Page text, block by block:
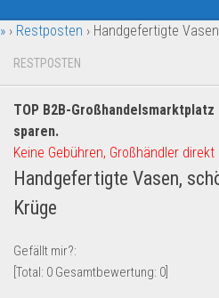
Garten & Werkzeug
Geschäft, Büro & Schreibwaren
Geschenkartikel
Handy und Smartphone
Kosmetik & Pflege
Lebensmittel & Getränke
Münzen
» › Restposten › Handgefertigte
RESTPOSTEN
TOP B2B-
sparen.
Keine Gebühren, Großhändler
Handgefertigte Vasen,
Krüge
Gefällt mir?:
[Total: 0 Gesamtbewertung: 0